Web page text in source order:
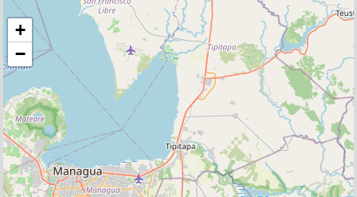
+
−